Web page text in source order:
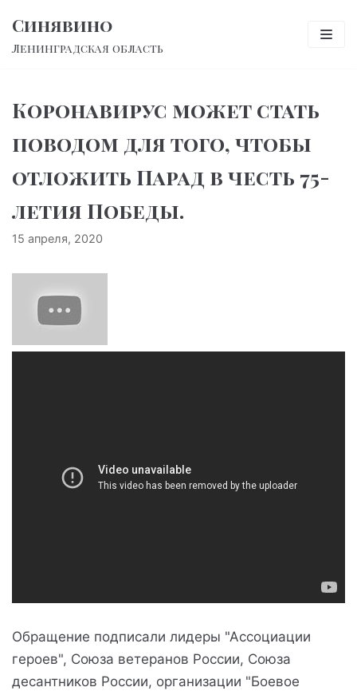
Перейти
к
Синявино
Ленинградская область
Коронавирус может стать
поводом для того, чтобы
отложить Парад в честь 75-
летия Победы.
15 апреля, 2020
Обращение подписали лидеры "Ассоциации
героев", Союза ветеранов России, Союза
десантников России, организации "Боевое